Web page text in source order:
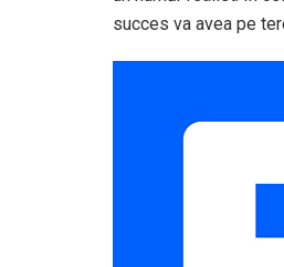
succes va avea pe